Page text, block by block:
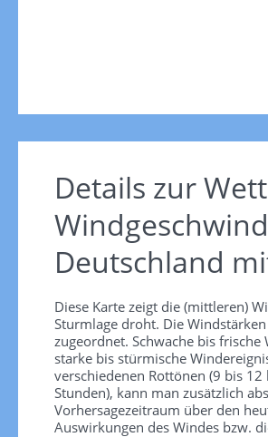
Details zur
Deutschland
Diese Karte zeigt die (mittleren)
Sturmlage droht. Die
zugeordnet. Schwache bis
starke bis stürmische
verschiedenen Rottönen (9 bis
Stunden), kann man zusätzlich
Vorhersagezeitraum über den
Auswirkungen des Windes bzw.